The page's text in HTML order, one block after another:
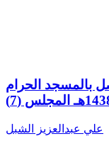
بالمسجد الحرام
المجلس (7)
علي عبدالعزيز الشبل